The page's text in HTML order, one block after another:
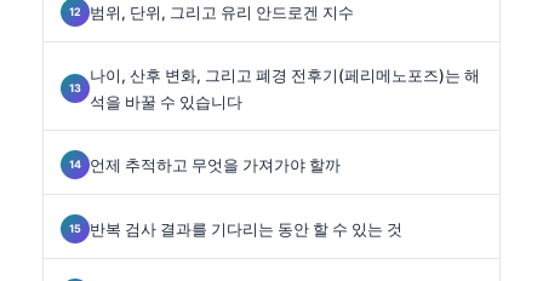
범위, 단위, 그리고 유리 안드로겐 지수
나이, 산후 변화, 그리고 폐경 전후기(페리메노포즈)는 해
석을 바꿀 수 있습니다
언제 추적하고 무엇을 가져가야 할까
반복 검사 결과를 기다리는 동안 할 수 있는 것